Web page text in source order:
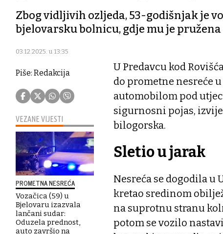
Zbog vidljivih ozljeda, 53-godišnjak je
bjelovarsku bolnicu, gdje mu je
03.12.2025. u 13:35
Piše: Redakcija
VEZANE VIJESTI
PROMETNA NESREĆA
Vozačica (59) u
Bjelovaru izazvala
lančani sudar:
Oduzela prednost,
auto završio na
U Predavcu kod
do prometne nesreće
automobilom pod
sigurnosni pojas,
bilogorska.
Sletio u jarak
Nesreća se dogodila u
kretao sredinom
na suprotnu stranu
potom se vozilo